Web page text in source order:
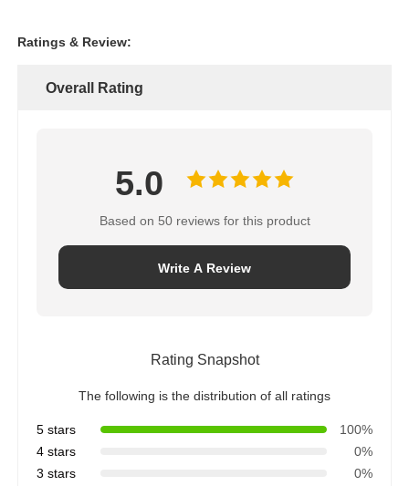
Ratings & Review:
Overall Rating
5.0
Based on 50 reviews for this product
Write A Review
Rating Snapshot
The following is the distribution of all ratings
5 stars
100%
4 stars
0%
3 stars
0%